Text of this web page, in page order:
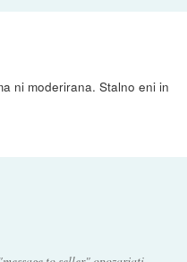
ni moderirana. Stalno eni in